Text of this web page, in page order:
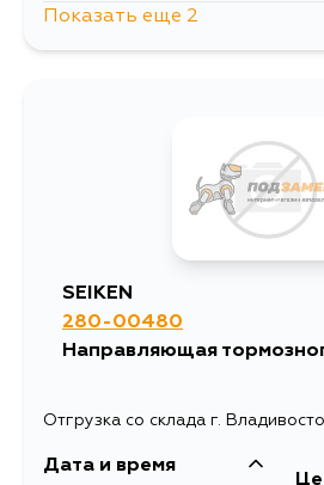
Показать еще 2
SEIKEN
280-00480
Направляющая
Отгрузка со склада г.
Дата и время